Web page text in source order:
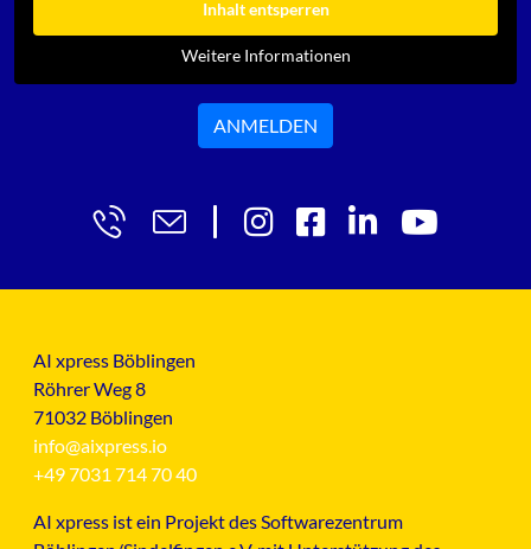
Inhalt entsperren
Weitere Informationen
ANMELDEN
AI xpress Böblingen
Röhrer Weg 8
71032 Böblingen
info@aixpress.io
+49 7031 714 70 40
AI xpress ist ein Projekt des Softwarezentrum